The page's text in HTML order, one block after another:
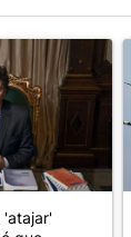
con el
'atajar'